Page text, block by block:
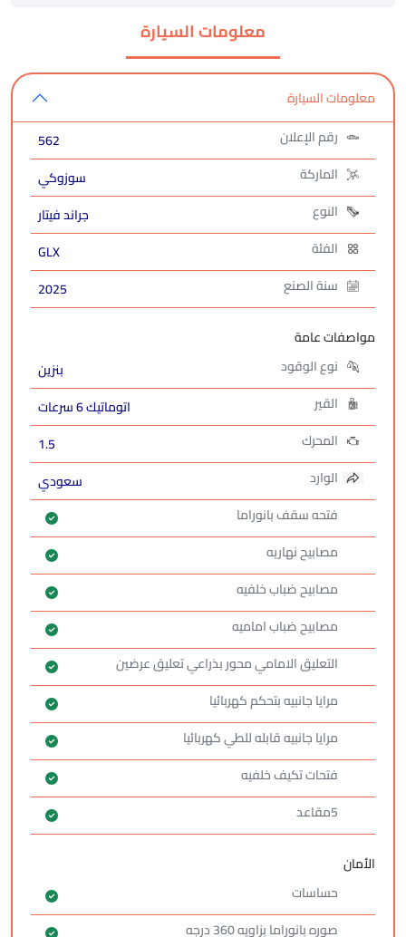
معلومات السيارة
معلومات السيارة
رقم الإعلان
562
الماركة
سوزوكي
النوع
جراند فيتار
الفئة
GLX
سنة الصنع
2025
مواصفات عامة
نوع الوقود
بنزين
القير
اتوماتيك 6 سرعات
المحرك
1.5
الوارد
سعودي
فتحه سقف بانوراما
مصابيح نهاريه
مصابيح ضباب خلفيه
مصابيح ضباب اماميه
التعليق الامامي محور بذراعي تعليق عرضين
مرايا جانبيه بتحكم كهربائيا
مرايا جانبيه قابله للطي كهربائيا
فتحات تكيف خلفيه
الأمان
حساسات
صوره بانوراما بزاويه 360 درجه